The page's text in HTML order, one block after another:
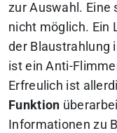
zur Auswahl. Eine
nicht möglich. Ein
der Blaustrahlung
ist ein Anti-
Erfreulich ist
Funktion
Informationen zu